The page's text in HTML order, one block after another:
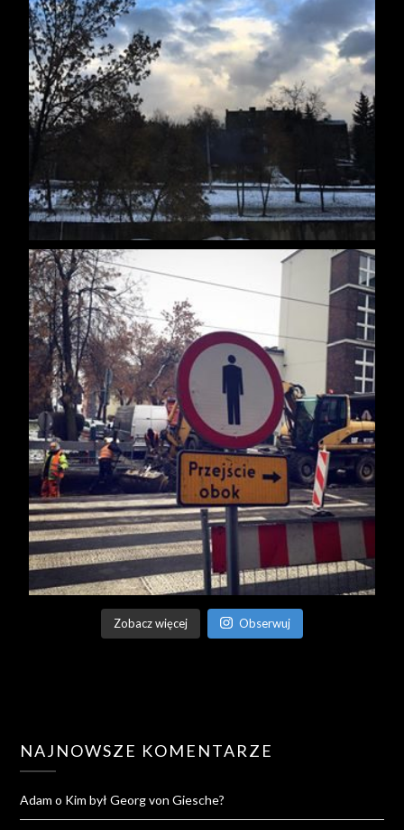
Zobacz więcej Obserwuj
NAJNOWSZE KOMENTARZE
Adam o Kim był Georg von Giesche?